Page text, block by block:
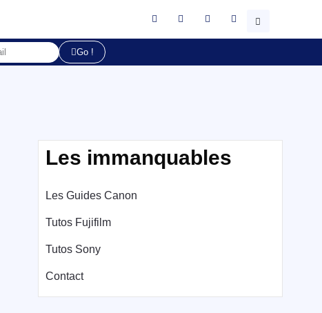
Go !
Les immanquables
Les Guides Canon
Tutos Fujifilm
Tutos Sony
Contact